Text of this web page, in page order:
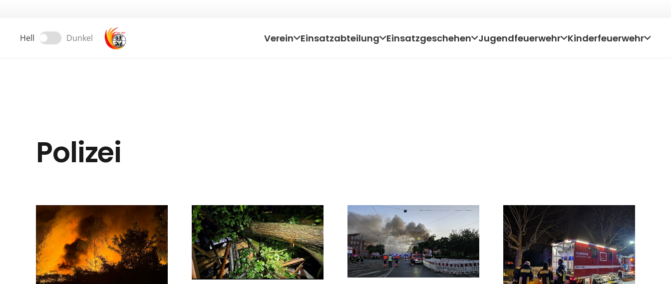
Hell Dunkel Verein Einsatzabteilung Einsatzgeschehen Jugendfeuerwehr Kinderfeuerwehr
Polizei